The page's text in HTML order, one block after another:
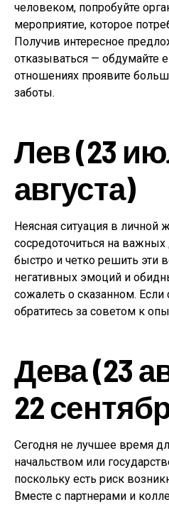
человеком, попробуйте
мероприятие, которое
Получив интересное
отказываться — обдумайте
отношениях проявите
заботы.
Лев (23
августа)
Неясная ситуация в
сосредоточиться на важных
быстро и четко решить эти
негативных эмоций и
сожалеть о сказанном.
обратитесь за советом к
Дева (23
22
Сегодня не лучшее время
начальством или
поскольку есть риск
Вместе с партнерами и